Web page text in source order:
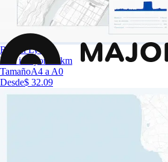
Run in Lyon
Run in Lyon 10km
TamañoA4 a A0
Desde$ 32.09